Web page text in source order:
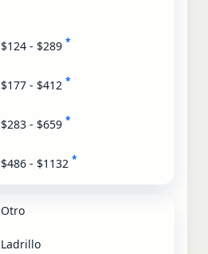
$124 - $289 *
$177 - $412 *
$283 - $659 *
$486 - $1132 *
Otro
Ladrillo